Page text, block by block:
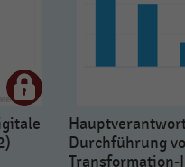
Durchführung